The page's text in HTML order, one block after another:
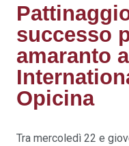
successo
amaranto
Opicina
Tra mercoledì 22 e